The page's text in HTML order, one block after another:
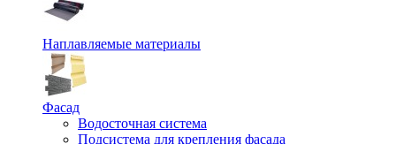
Наплавляемые материалы
Фасад
Водосточная система
Подсистема для крепления фасада